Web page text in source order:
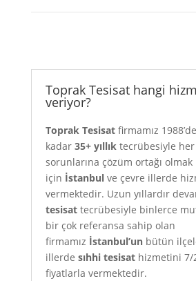
Toprak Tesisat hangi
veriyor?
Toprak Tesisat firmamız
kadar 35+ yıllıktecrübesiyle
sorunlarına çözüm ortağı olmak
için İstanbul ve çevre illerde
vermektedir. Uzun yıllardır
tesisattecrübesiyle binlerce
bir çok referansa sahip olan
firmamız İstanbul’un bütün
illerde sıhhi tesisathizmetini 7/
fiyatlarla vermektedir.